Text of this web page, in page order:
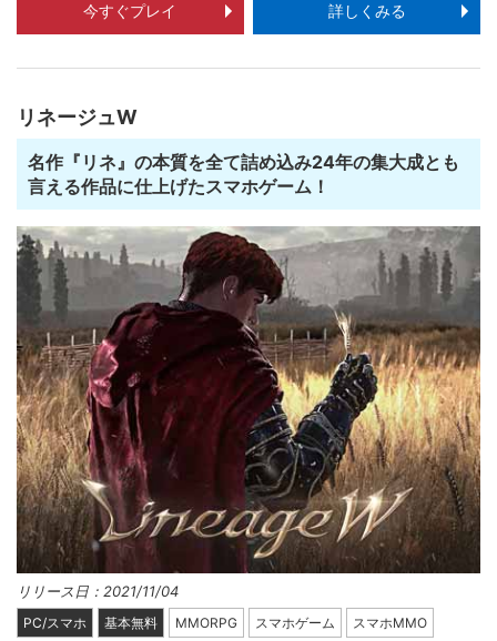
今すぐプレイ 詳しくみる
リネージュW
名作『リネ』の本質を全て詰め込み24年の集大成とも
言える作品に仕上げたスマホゲーム！
リリース日：2021/11/04
PC/スマホ 基本無料 MMORPG スマホゲーム スマホMMO